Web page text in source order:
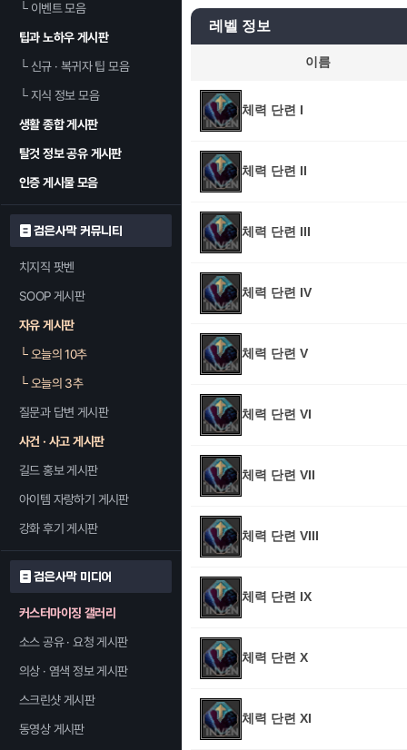
└이벤트 모음
팁과 노하우 게시판
└신규 · 복귀자 팁 모음
└지식 정보 모음
생활 종합 게시판
탈것 정보 공유 게시판
인증 게시물 모음
검은사막 커뮤니티
치지직 팟벤
SOOP 게시판
자유 게시판
└오늘의 10추
└오늘의 3추
질문과 답변 게시판
사건 · 사고 게시판
길드 홍보 게시판
아이템 자랑하기 게시판
강화 후기 게시판
검은사막 미디어
커스터마이징 갤러리
소스 공유 · 요청 게시판
의상 · 염색 정보 게시판
스크린샷 게시판
동영상 게시판
레벨 정보
이름
체력 단련 I
체력 단련 II
체력 단련 III
체력 단련 IV
체력 단련 V
체력 단련 VI
체력 단련 VII
체력 단련 VIII
체력 단련 IX
체력 단련 X
체력 단련 XI